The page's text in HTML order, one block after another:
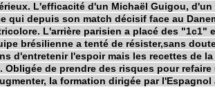
L'efficacité d'un Michaël Guigou, d'un
qui depuis son match décisif face au
L'arrière parisien a placé des "1c1"
brésilienne a tenté de résister,sans
d'entretenir l'espoir mais les recettes de la
de prendre des risques pour
la formation dirigée par l'Espagnol